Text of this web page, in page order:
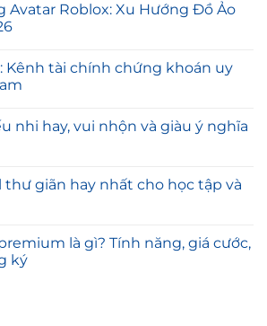
Avatar Roblox: Xu Hướng Đồ Ảo
Kênh tài chính chứng khoán uy
nhi hay, vui nhộn và giàu ý nghĩa
thư giãn hay nhất cho học tập và
là gì? Tính năng, giá cước,
ký